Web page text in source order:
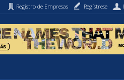
Registro de Empresas Regístrese